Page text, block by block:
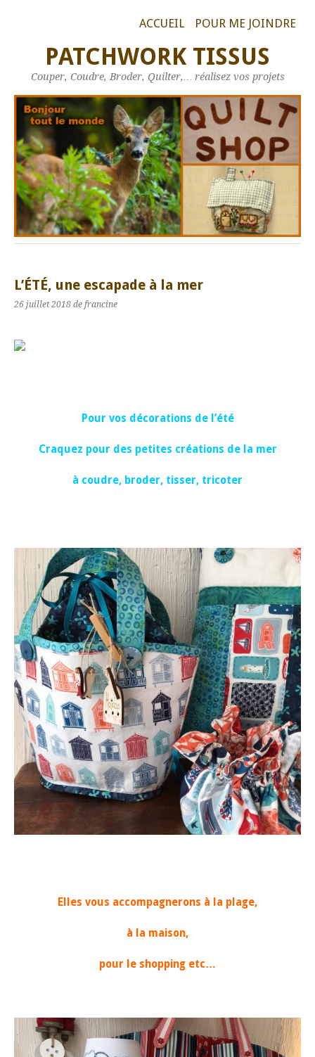
ACCUEIL POUR ME JOINDRE
PATCHWORK TISSUS
Couper, Coudre, Broder, Quilter,… réalisez vos projets
L’ÉTÉ, une escapade à la mer
26 juillet 2018 de francine
Pour vos décorations de l’été
Craquez pour des petites créations de la mer
à coudre, broder, tisser, tricoter
Elles vous accompagnerons à la plage,
à la maison,
pour le shopping etc…